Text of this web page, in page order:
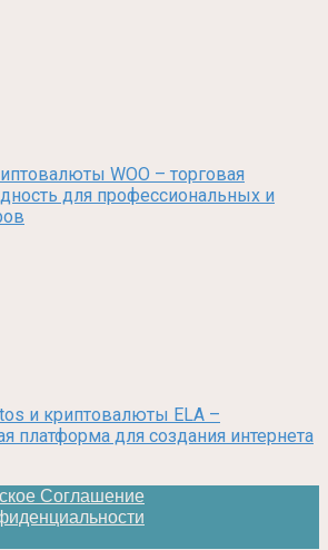
WOO – торговая
для профессиональных и
и криптовалюты ELA –
платформа для создания интернета
Соглашение